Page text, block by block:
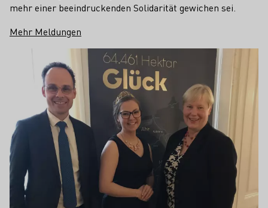
mehr einer beeindruckenden Solidarität gewichen sei.
Mehr Meldungen